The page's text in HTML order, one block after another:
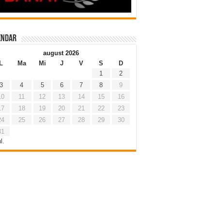
august 2026
Ma Mi J V S
D
1
2
4 5 6 7 8
9
11 12 13 14 15
16
18 19 20 21 22
23
25 26 27 28 29
30